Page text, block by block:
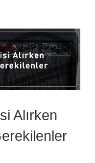
Alırken